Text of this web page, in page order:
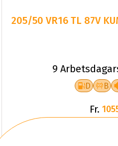
205/50 VR16 TL 87V
9
D B
Fr.